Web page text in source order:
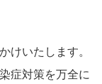
けいたします。
症対策を万全に